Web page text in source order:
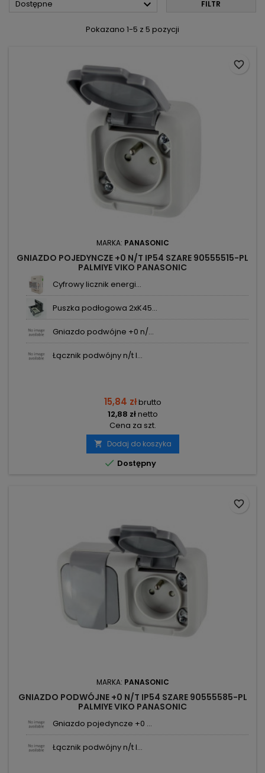
Dostępne  FILTR
Pokazano 1-5 z 5 pozycji
MARKA: PANASONIC
GNIAZDO POJEDYNCZE +0 N/T IP54 SZARE 90555515-PL
PALMIYE VIKO PANASONIC
Cyfrowy licznik energi...
Puszka podłogowa 2xK45...
Gniazdo podwójne +0 n/...
Łącznik podwójny n/t I...
15,84 złbrutto
12,88 złnetto
Cena za szt.
 Dodaj do koszyka
 Dostępny
favorite_border
MARKA: PANASONIC
GNIAZDO PODWÓJNE +0 N/T IP54 SZARE 90555585-PL
PALMIYE VIKO PANASONIC
Gniazdo pojedyncze +0 ...
Łącznik podwójny n/t I...
favorite_border